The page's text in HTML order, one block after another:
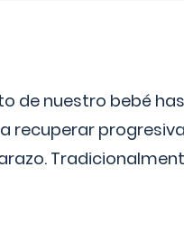
de nuestro bebé
recuperar